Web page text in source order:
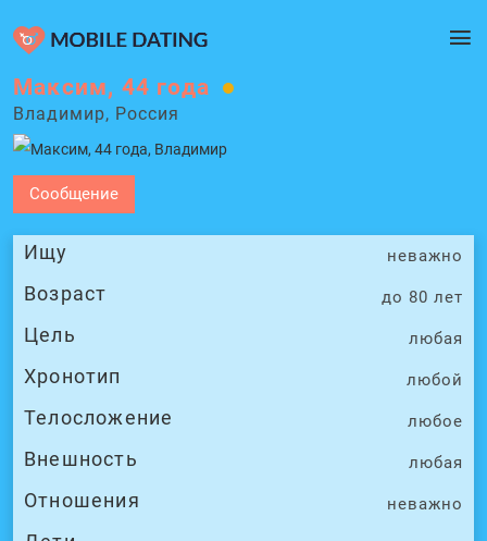
Сообщение
Ищу неважно
Возраст до 80 лет
Цель любая
Хронотип любой
Телосложение любое
Внешность любая
Отношения неважно
Максим, 44 года
Владимир, Россия